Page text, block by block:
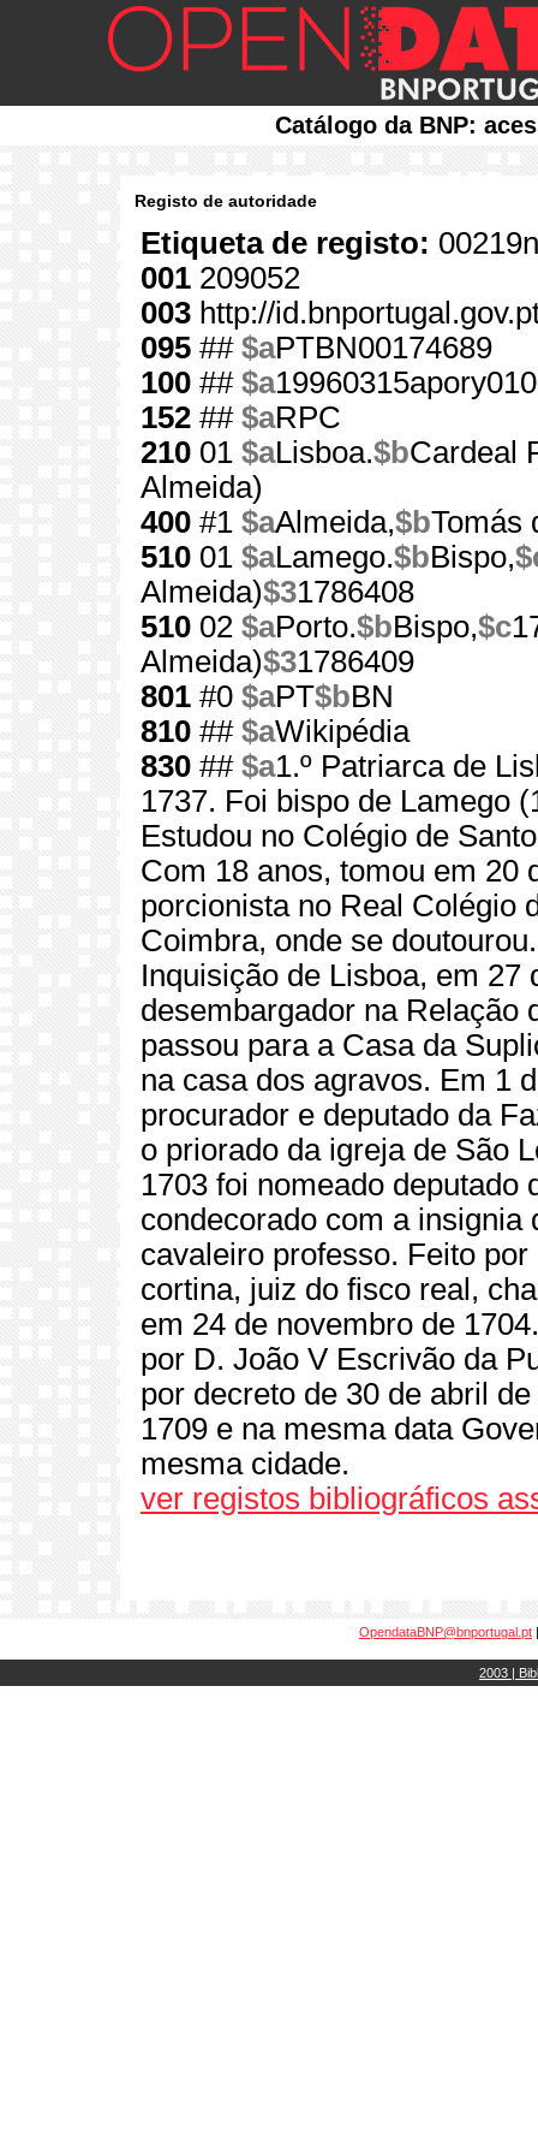
Catálogo da BNP:
Registo de autoridade
Etiqueta de registo:
001 209052
003 http://
095 ## $aPTBN00174689
100 ## $a
152 ## $aRPC
210 01 $aLisboa.$bCardeal
Almeida)
400 #1 $aAlmeida,$bTomás
510 01 $aLamego.$bBispo,
Almeida)$31786408
510 02 $aPorto.$bBispo,$c
Almeida)$31786409
801 #0 $aPT$bBN
810 ## $aWikipédia
830 ## $a1.º Patriarca de
1737. Foi bispo de Lamego
Estudou no Colégio de
Com 18 anos, tomou em 20
porcionista no Real Colégio
Coimbra, onde se
Inquisição de Lisboa, em 27
desembargador na Relação
passou para a Casa da
na casa dos agravos. Em 1
procurador e deputado da
o priorado da igreja de São
1703 foi nomeado deputado
condecorado com a
cavaleiro professo. Feito
cortina, juiz do fisco real,
em 24 de novembro de
por D. João V Escrivão da
por decreto de 30 de abril
1709 e na mesma data
mesma cidade.
ver registos bibliográficos
OpendataBNP@bnportugal.pt
2003 |